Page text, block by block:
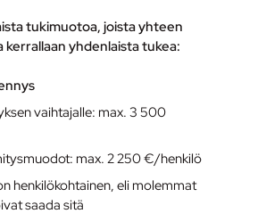
tukimuotoa, joista yhteen
yhdenlaista tukea:
vaihtajalle: max. 3 500
max. 2 250 €/henkilö
henkilökohtainen, eli molemmat
saada sitä